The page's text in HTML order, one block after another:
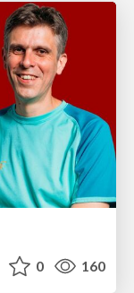
0 160